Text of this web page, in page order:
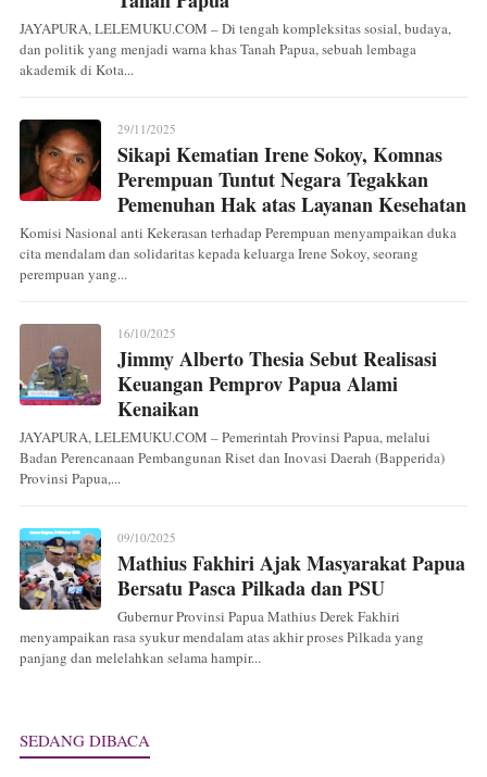
JAYAPURA, LELEMUKU.COM – Di tengah kompleksitas sosial, budaya,
dan politik yang menjadi warna khas Tanah Papua, sebuah lembaga
akademik di Kota...
29/11/2025
Sikapi Kematian Irene Sokoy, Komnas
Perempuan Tuntut Negara Tegakkan
Pemenuhan Hak atas Layanan Kesehatan
Komisi Nasional anti Kekerasan terhadap Perempuan menyampaikan duka
cita mendalam dan solidaritas kepada keluarga Irene Sokoy, seorang
perempuan yang...
16/10/2025
Jimmy Alberto Thesia Sebut Realisasi
Keuangan Pemprov Papua Alami
Kenaikan
JAYAPURA, LELEMUKU.COM – Pemerintah Provinsi Papua, melalui
Badan Perencanaan Pembangunan Riset dan Inovasi Daerah (Bapperida)
Provinsi Papua,...
09/10/2025
Mathius Fakhiri Ajak Masyarakat Papua
Bersatu Pasca Pilkada dan PSU
Gubernur Provinsi Papua Mathius Derek Fakhiri
menyampaikan rasa syukur mendalam atas akhir proses Pilkada yang
panjang dan melelahkan selama hampir...
SEDANG DIBACA